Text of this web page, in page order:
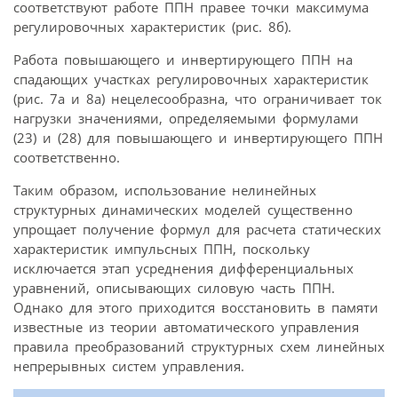
соответствуют работе ППН правее точки максимума
регулировочных характеристик (рис. 8б).
Работа повышающего и инвертирующего ППН на
спадающих участках регулировочных характеристик
(рис. 7а и 8а) нецелесо­образна, что ограничивает ток
нагрузки значениями, определяемыми формулами
(23) и (28) для повышающего и инвертирующего ППН
соответственно.
Таким образом, использование нелинейных
структурных динамических моделей существенно
упрощает получение формул для расчета статических
характеристик импульсных ППН, поскольку
исключается этап усреднения дифференциальных
уравнений, описывающих силовую часть ППН.
Однако для этого приходится восстановить в памяти
известные из теории автоматического управления
правила преобразований структурных схем линейных
непрерывных систем управления.